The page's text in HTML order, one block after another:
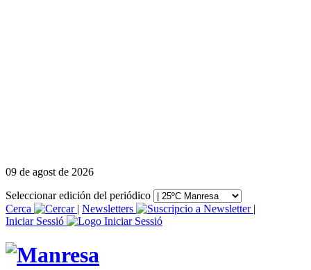
09 de agost de 2026
Seleccionar edición del periódico
Cerca
| Newsletters
|
Iniciar Sessió